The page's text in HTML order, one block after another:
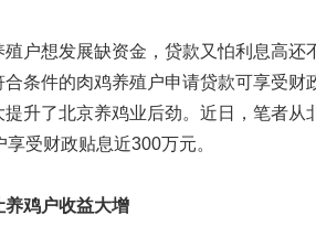
想发展缺资金，贷款又怕利息高还
条件的肉鸡养殖户申请贷款可享受财
提升了北京养鸡业后劲。近日，笔者
受财政贴息近300万元。
养鸡户收益大增